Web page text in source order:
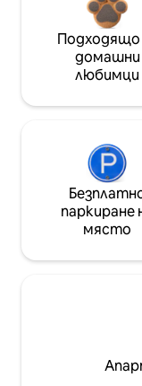
Подходящо
домашни
любимци
паркиране
място